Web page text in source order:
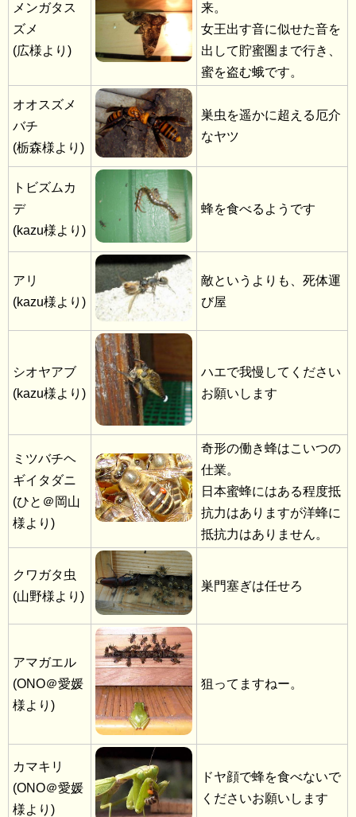
メンガタス
ズメ
(広様より)
来。
女王出す音に似せた音を
出して貯蜜圏まで行き、
蜜を盗む蛾です。
オオスズメ
バチ
(栃森様より)
巣虫を遥かに超える厄介
なヤツ
トビズムカ
デ
(kazu様より)
蜂を食べるようです
アリ
(kazu様より)
敵というよりも、死体運
び屋
シオヤアブ
(kazu様より)
ハエで我慢してください
お願いします
ミツバチヘ
ギイタダニ
(ひと＠岡山
様より)
奇形の働き蜂はこいつの
仕業。
日本蜜蜂にはある程度抵
抗力はありますが洋蜂に
抵抗力はありません。
クワガタ虫
(山野様より)
巣門塞ぎは任せろ
アマガエル
(ONO＠愛媛
様より)
狙ってますねー。
カマキリ
(ONO＠愛媛
様より)
ドヤ顔で蜂を食べないで
くださいお願いします